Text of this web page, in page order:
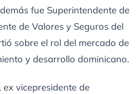
fue Superintendente de
de Valores y Seguros del
sobre el rol del mercado de
y desarrollo dominicano.
vicepresidente de